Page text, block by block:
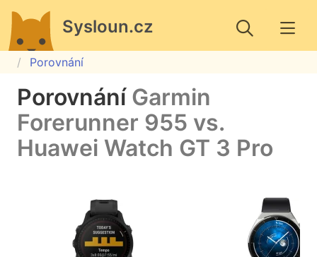
Sysloun.cz
Porovnání
Porovnání Garmin
Forerunner 955 vs.
Huawei Watch GT 3 Pro